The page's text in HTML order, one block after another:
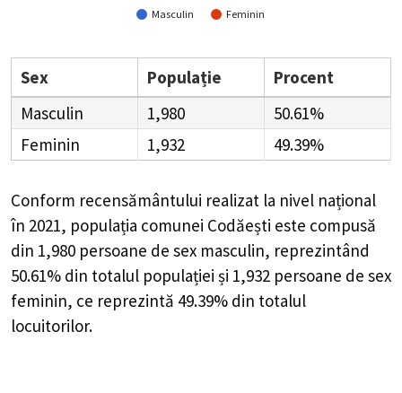
Masculin Feminin
Sex Populație
Procent
Masculin
1,980
50.61%
Feminin
1,932 49.39%
Conform recensământului realizat la nivel național
în 2021, populația comunei Codăești este compusă
din 1,980 persoane de sex masculin, reprezintând
50.61% din totalul populației și 1,932 persoane de sex
feminin, ce reprezintă 49.39% din totalul
locuitorilor.